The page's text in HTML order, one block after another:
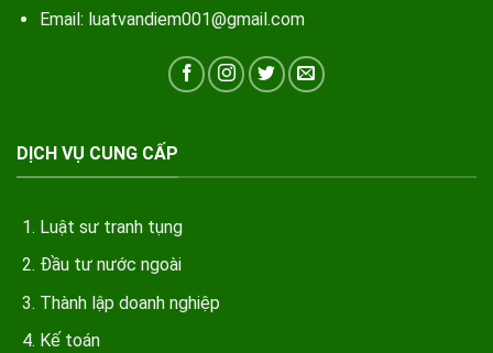
Email: luatvandiem001@gmail.com
DỊCH VỤ CUNG CẤP
Luật sư tranh tụng
Đầu tư nước ngoài
Thành lập doanh nghiệp
Kế toán